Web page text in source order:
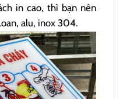
in cao, thì bạn nên
alu, inox 304.